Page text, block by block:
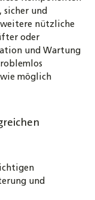
sicher und
nützliche
oder
und Wartung
möglich
und